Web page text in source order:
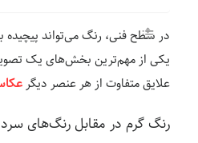
در سطح فنی، رنگ می‌تواند
یکی از مهم‌ترین بخش‌های یک
علایق متفاوت از هر عنصر دیگر
رنگ گرم در مقابل رنگ‌های